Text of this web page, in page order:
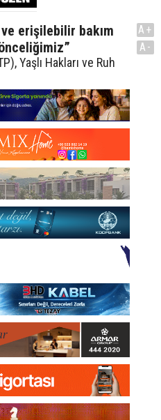
erişilebilir bakım
Yaşlı Hakları ve Ruh
A+
A-